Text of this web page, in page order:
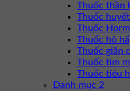
Thuốc thần
Thuốc
Thuốc
Thuốc hô
Thuốc giãn
Thuốc tim
Thuốc tiêu
Danh mục 2